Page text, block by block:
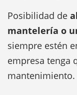
Posibilidad de
mantelería o
siempre estén
empresa tenga
mantenimiento.